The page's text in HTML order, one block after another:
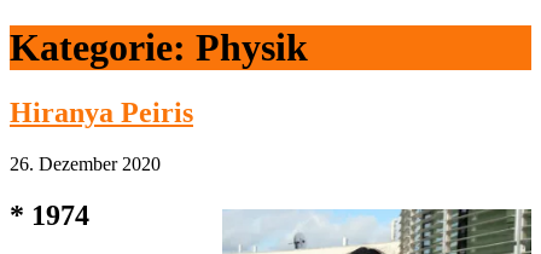
Kategorie: Physik
Hiranya Peiris
26. Dezember 2020
* 1974